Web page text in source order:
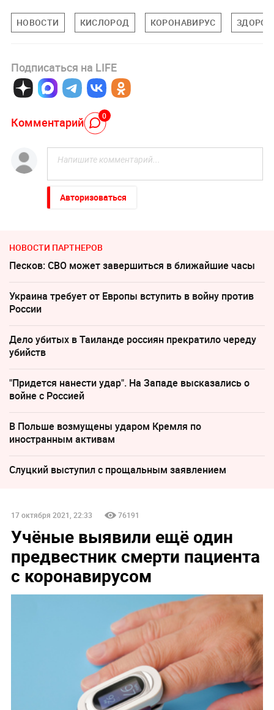
НОВОСТИ КИСЛОРОД КОРОНАВИРУС
Подписаться на LIFE
Комментарий 0
Авторизоваться
НОВОСТИ ПАРТНЕРОВ
Песков: СВО может завершиться в ближайшие часы
Украина требует от Европы вступить в войну против
России
Дело убитых в Таиланде россиян прекратило череду
убийств
"Придется нанести удар". На Западе высказались о
войне с Россией
В Польше возмущены ударом Кремля по
иностранным активам
Слуцкий выступил с прощальным заявлением
17 октября 2021, 22:33 76191
Учёные выявили ещё один
предвестник смерти пациента
c коронавирусом